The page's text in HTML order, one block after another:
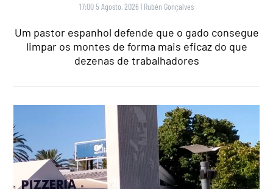
17:00 5 Agosto, 2026 | Rubén Gonçalves
Um pastor espanhol defende que o gado consegue
limpar os montes de forma mais eficaz do que
dezenas de trabalhadores